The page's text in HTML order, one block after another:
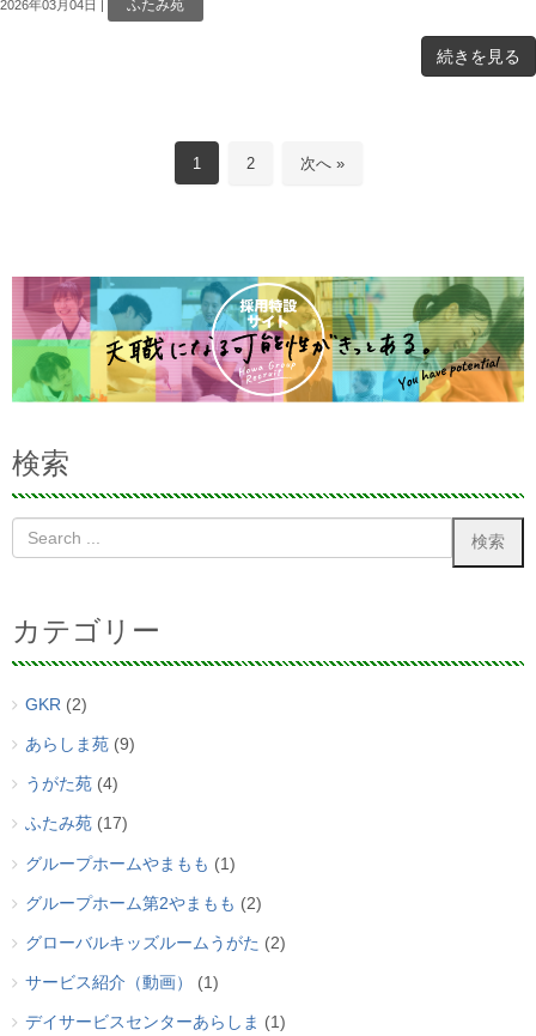
2026年03月04日 | ふたみ苑
続きを見る
1 2 次へ »
検索
カテゴリー
GKR (2)
あらしま苑 (9)
うがた苑 (4)
ふたみ苑 (17)
グループホームやまもも (1)
グループホーム第2やまもも (2)
グローバルキッズルームうがた (2)
サービス紹介（動画） (1)
デイサービスセンターあらしま (1)